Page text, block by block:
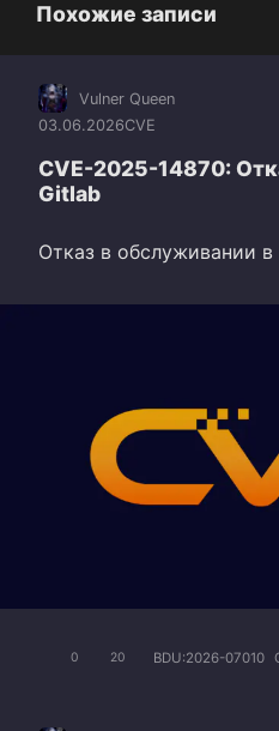
Похожие записи
Vulner Queen
03.06.2026CVE
CVE-2025-14870:
Gitlab
Отказ в обслуживании в
0 20 BDU:2026-07010